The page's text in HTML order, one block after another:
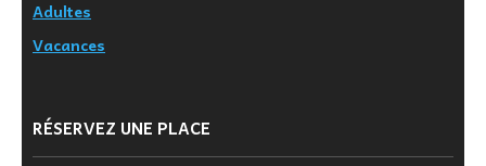
Adultes
Vacances
RÉSERVEZ UNE PLACE